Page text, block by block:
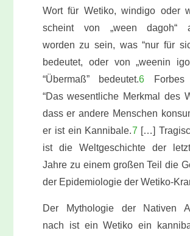
Wort für Wetiko, windigo oder
scheint von „ween dagoh“
worden zu sein, was “nur für
bedeutet, oder von „weenin
“Übermaß” bedeutet.6 Forbes
“Das wesentliche Merkmal des
dass er andere Menschen
er ist ein Kannibale.7 […]
ist die Weltgeschichte der
Jahre zu einem großen Teil die
der Epidemiologie der Wetiko-
Der Mythologie der Nativen
nach ist ein Wetiko ein